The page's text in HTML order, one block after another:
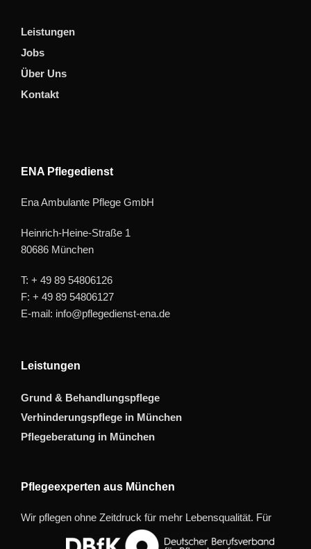
Leistungen
Jobs
Über Uns
Kontakt
ENA Pflegedienst
Ena Ambulante Pflege GmbH
Heinrich-Heine-Straße 1
80686 München
T: + 49 89 54806126
F: + 49 89 54806127
E-mail: info@pflegedienst-ena.de
Leistungen
Grund & Behandlungspflege
Verhinderungspflege in München
Pflegeberatung in München
Pflegeexperten aus München
Wir pflegen ohne Zeitdruck für mehr Lebensqualität. Für